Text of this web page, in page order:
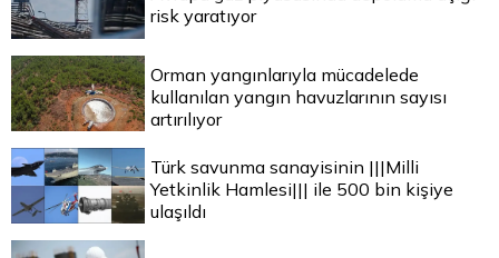
risk yaratıyor
Orman yangınlarıyla mücadelede
kullanılan yangın havuzlarının sayısı
artırılıyor
Türk savunma sanayisinin |||Milli
Yetkinlik Hamlesi||| ile 500 bin kişiye
ulaşıldı